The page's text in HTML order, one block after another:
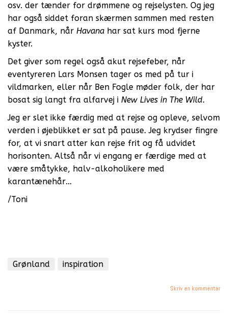
osv. der tænder for drømmene og rejselysten. Og jeg
har også siddet foran skærmen sammen med resten
af Danmark, når Havana har sat kurs mod fjerne
kyster.
Det giver som regel også akut rejsefeber, når
eventyreren Lars Monsen tager os med på tur i
vildmarken, eller når Ben Fogle møder folk, der har
bosat sig langt fra alfarvej i New Lives in The Wild.
Jeg er slet ikke færdig med at rejse og opleve, selvom
verden i øjeblikket er sat på pause. Jeg krydser fingre
for, at vi snart atter kan rejse frit og få udvidet
horisonten. Altså når vi engang er færdige med at
være småtykke, halv-alkoholikere med
karantænehår…
/Toni
Grønland inspiration
Skriv en kommentar